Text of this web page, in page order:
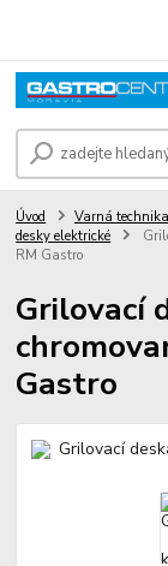
Úvod Varná technika
desky elektrické
RM Gastro
Grilovací
Gastro